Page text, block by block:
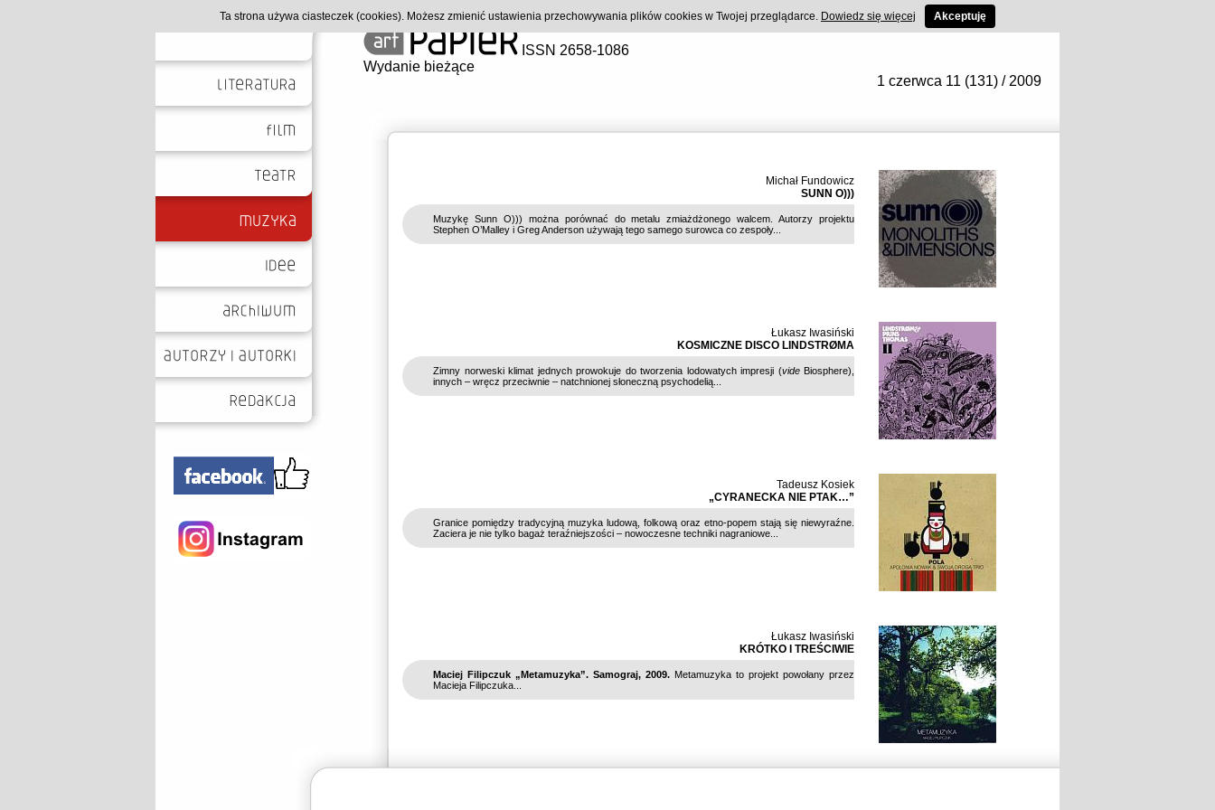
ISSN 2658-1086
Wydanie bieżące
1 czerwca 11 (131) / 2009
Michał Fundowicz
SUNN O)))
Muzykę Sunn O))) można porównać do metalu zmiażdżonego walcem. Autorzy projektu
Stephen O’Malley i Greg Anderson używają tego samego surowca co zespoły...
Łukasz Iwasiński
KOSMICZNE DISCO LINDSTRØMA
Zimny norweski klimat jednych prowokuje do tworzenia lodowatych impresji (videBiosphere),
innych – wręcz przeciwnie – natchnionej słoneczną psychodelią...
Tadeusz Kosiek
„CYRANECKA NIE PTAK…”
Granice pomiędzy tradycyjną muzyka ludową, folkową oraz etno-popem stają się niewyraźne.
Zaciera je nie tylko bagaż teraźniejszości – nowoczesne techniki nagraniowe...
Łukasz Iwasiński
KRÓTKO I TREŚCIWIE
Maciej Filipczuk „Metamuzyka”. Samograj, 2009. Metamuzyka to projekt powołany przez
Macieja Filipczuka...
Ta strona używa ciasteczek (cookies). Możesz zmienić ustawienia przechowywania plików cookies w Twojej przeglądarce. Dowiedz się więcej Akceptuję